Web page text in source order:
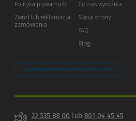
Polityka prywatności (Nowe
(Link
innej
Zwrot lub reklamacja
zamówienia
Co nas wyróżnia
Mapa strony
FAQ
Blog
Zarządzaj preferencjami plików cookie
22 535 88 00 lub 801 04 45 45